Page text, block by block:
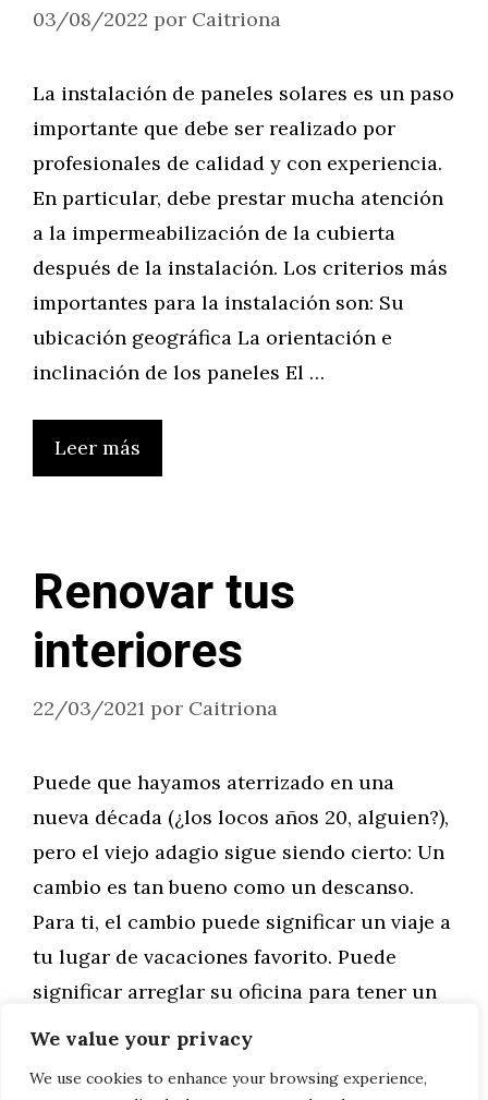
We value your privacy
We use cookies to enhance your browsing experience,
03/08/2022 por Caitriona
La instalación de paneles solares es un paso
importante que debe ser realizado por
profesionales de calidad y con experiencia.
En particular, debe prestar mucha atención
a la impermeabilización de la cubierta
después de la instalación. Los criterios más
importantes para la instalación son: Su
ubicación geográfica La orientación e
inclinación de los paneles El …
Leer más
Renovar tus
interiores
22/03/2021 por Caitriona
Puede que hayamos aterrizado en una
nueva década (¿los locos años 20, alguien?),
pero el viejo adagio sigue siendo cierto: Un
cambio es tan bueno como un descanso.
Para ti, el cambio puede significar un viaje a
tu lugar de vacaciones favorito. Puede
significar arreglar su oficina para tener un
día de trabajo más interesante. …